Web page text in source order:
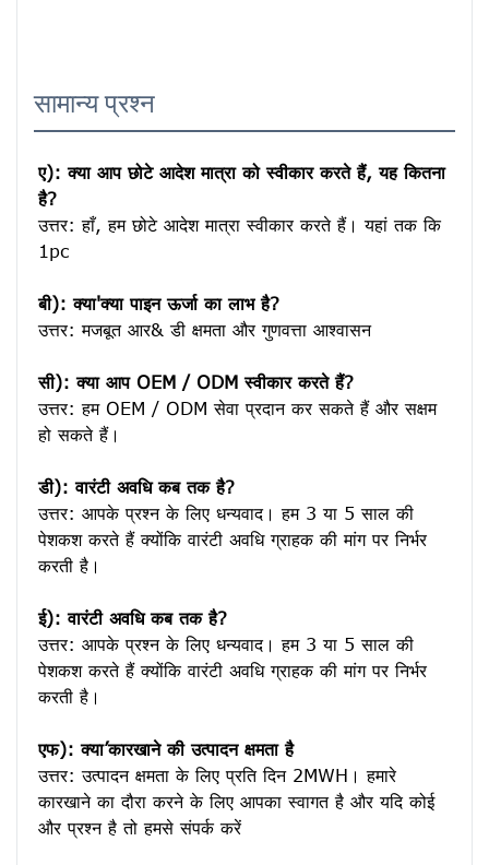
सामान्य प्रश्न
ए): क्या आप छोटे आदेश मात्रा को स्वीकार करते हैं, यह कितना
है?
उत्तर: हाँ, हम छोटे आदेश मात्रा स्वीकार करते हैं। यहां तक ​​कि
1pc
बी): क्या'क्या पाइन ऊर्जा का लाभ है?
उत्तर: मजबूत आर& डी क्षमता और गुणवत्ता आश्वासन
सी): क्या आप OEM / ODM स्वीकार करते हैं?
उत्तर: हम OEM / ODM सेवा प्रदान कर सकते हैं और सक्षम
हो सकते हैं।
डी): वारंटी अवधि कब तक है?
उत्तर: आपके प्रश्न के लिए धन्यवाद। हम 3 या 5 साल की
पेशकश करते हैं क्योंकि वारंटी अवधि ग्राहक की मांग पर निर्भर
करती है।
ई): वारंटी अवधि कब तक है?
उत्तर: आपके प्रश्न के लिए धन्यवाद। हम 3 या 5 साल की
पेशकश करते हैं क्योंकि वारंटी अवधि ग्राहक की मांग पर निर्भर
करती है।
एफ): क्या’कारखाने की उत्पादन क्षमता है
उत्तर: उत्पादन क्षमता के लिए प्रति दिन 2MWH। हमारे
कारखाने का दौरा करने के लिए आपका स्वागत है और यदि कोई